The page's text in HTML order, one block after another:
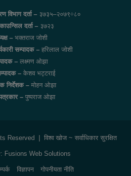
विभाग दर्ता – ३७३५–२०७९÷८०
दर्ता – ३७२३
– भक्तराज जोशी
सम्पादक – हरिलाल जोशी
–लक्ष्मण ओझा
–केशव भट्टराई
निर्देशक –मोहन ओझा
–पुष्पराज ओझा
Reserved | विश्व खोज~ सर्वाधिकार सुरक्षित
Fusions Web Solutions
विज्ञापन गोपनीयता नीति